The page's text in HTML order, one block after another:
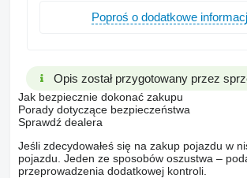
Poproś o dodatkowe
Opis został przygotowany przez
Jak bezpiecznie dokonać zakupu
Porady dotyczące bezpieczeństwa
Sprawdź dealera
Jeśli zdecydowałeś się na zakup pojazdu w
pojazdu. Jeden ze sposobów oszustwa –
przeprowadzenia dodatkowej kontroli.